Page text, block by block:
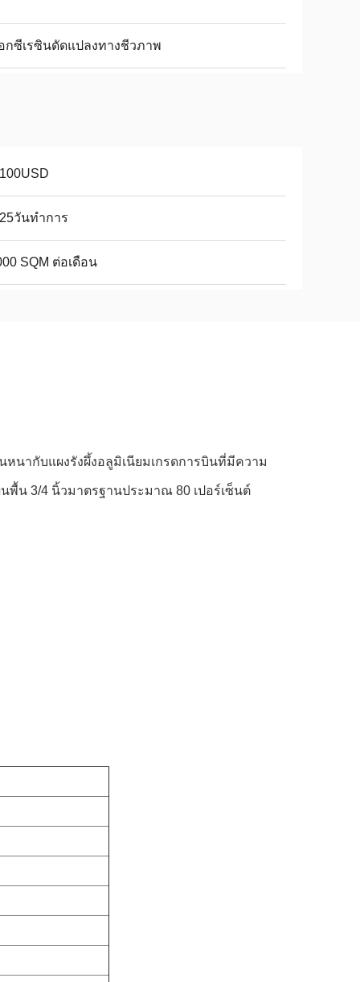
กซีเรซินดัดแปลงทางชีวภาพ
วันทำการ
SQM ต่อเดือน
นากับแผงรังผึ้งอลูมิเนียมเกรดการบินที่มีความ
พื้น 3/4 นิ้วมาตรฐานประมาณ 80 เปอร์เซ็นต์